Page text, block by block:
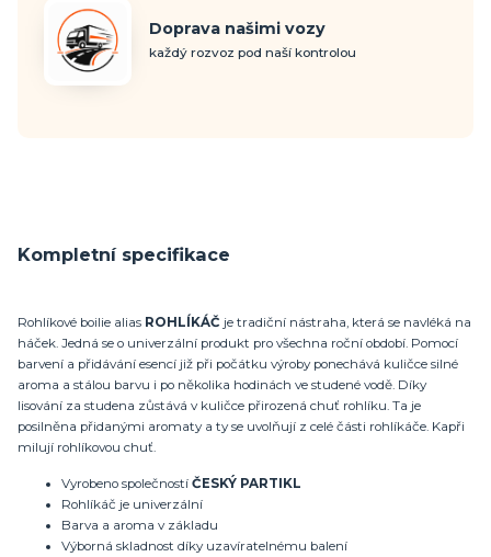
Doprava našimi vozy
každý rozvoz pod naší kontrolou
Kompletní specifikace
Rohlíkové boilie alias ROHLÍKÁČ je tradiční nástraha, která se navléká na
háček. Jedná se o univerzální produkt pro všechna roční období. Pomocí
barvení a přidávání esencí již při počátku výroby ponechává kuličce silné
aroma a stálou barvu i po několika hodinách ve studené vodě. Díky
lisování za studena zůstává v kuličce přirozená chuť rohlíku. Ta je
posilněna přidanými aromaty a ty se uvolňují z celé části rohlíkáče. Kapři
milují rohlíkovou chuť.
Vyrobeno společností ČESKÝ PARTIKL
Rohlíkáč je univerzální
Barva a aroma v základu
Výborná skladnost díky uzavíratelnému balení